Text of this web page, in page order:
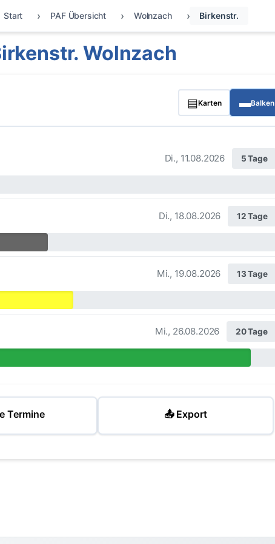
Start PAF Übersicht Wolnzach Birkenstr.
Wolnzach
▤Karten ▬Balken
Di., 11.08.2026 5 Tage
Di., 18.08.2026 12 Tage
Mi., 19.08.2026 13 Tage
Mi., 26.08.2026 20 Tage
Termine 📤 Export